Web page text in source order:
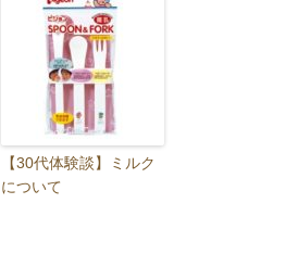
【30代体験談】ミルク
について